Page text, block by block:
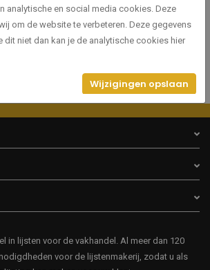
141011
in lijsten voor de vakhandel. Al meer dan 120
voor de lijstenmakerij, zodat u als
analytische en social media cookies. Deze
om de website te verbeteren. Deze gegevens
dit niet dan kan je de analytische cookies hier
Wijzigingen opslaan